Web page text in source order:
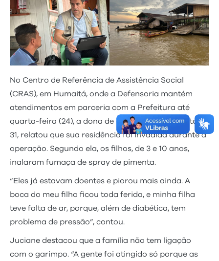
No Centro de Referência de Assistência Social
(CRAS), em Humaitá, onde a Defensoria mantém
atendimentos em parceria com a Prefeitura até
quarta-feira (24), a dona de casa Juciane Barreto,
31, relatou que sua residência foi invadida durante a
operação. Segundo ela, os filhos, de 3 e 10 anos,
inalaram fumaça de spray de pimenta.
“Eles já estavam doentes e piorou mais ainda. A
boca do meu filho ficou toda ferida, e minha filha
teve falta de ar, porque, além de diabética, tem
problema de pressão”, contou.
Juciane destacou que a família não tem ligação
com o garimpo. “A gente foi atingido só porque as